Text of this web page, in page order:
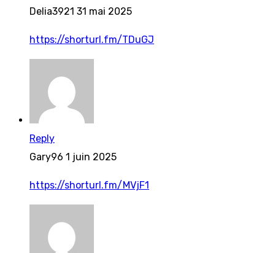
Delia3921 31 mai 2025
https://shorturl.fm/TDuGJ
Reply
Gary96 1 juin 2025
https://shorturl.fm/MVjF1